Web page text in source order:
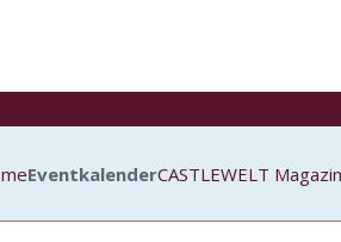
EventkalenderCASTLEWELT Magazin